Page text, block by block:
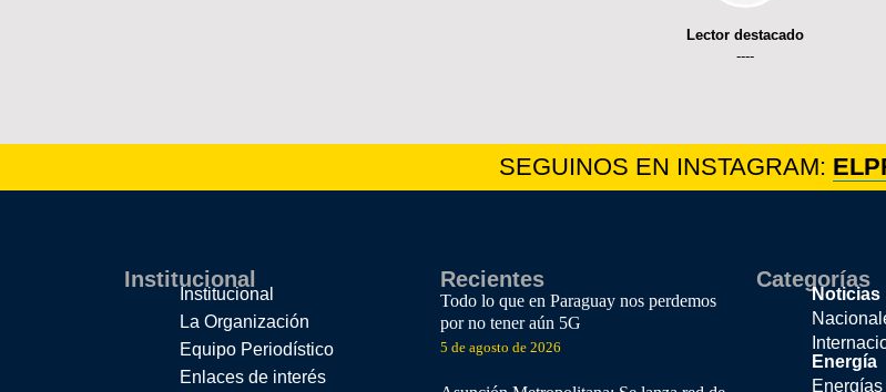
Lector destacado
----
SEGUINOS EN INSTAGRAM:
Institucional
Institucional
La Organización
Equipo Periodístico
Enlaces de interés
Recientes
Todo lo que en Paraguay nos perdemos
por no tener aún 5G
5 de agosto de 2026
Categorías
Noticias
Energía